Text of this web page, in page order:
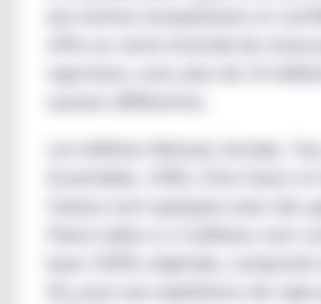
aux normes européennes et
vapoteurs, avec plus de 10
Les éditions Natural, Astrale,
Curieux sont quelques-unes des
base 100% végétale,
VG, pour une expérience de